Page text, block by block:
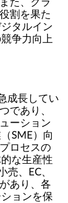
た、クラ
割を果た
タルイン
争力向上
成長してい
であり、
ーション
SME）向
ロセスの
な生産性
売、EC、
あり、各
ョンを保